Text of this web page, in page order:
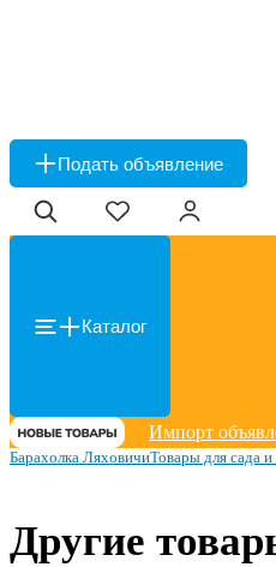
Подать объявление
Каталог
Импорт
Барахолка ЛяховичиТовары для сада и
Другие